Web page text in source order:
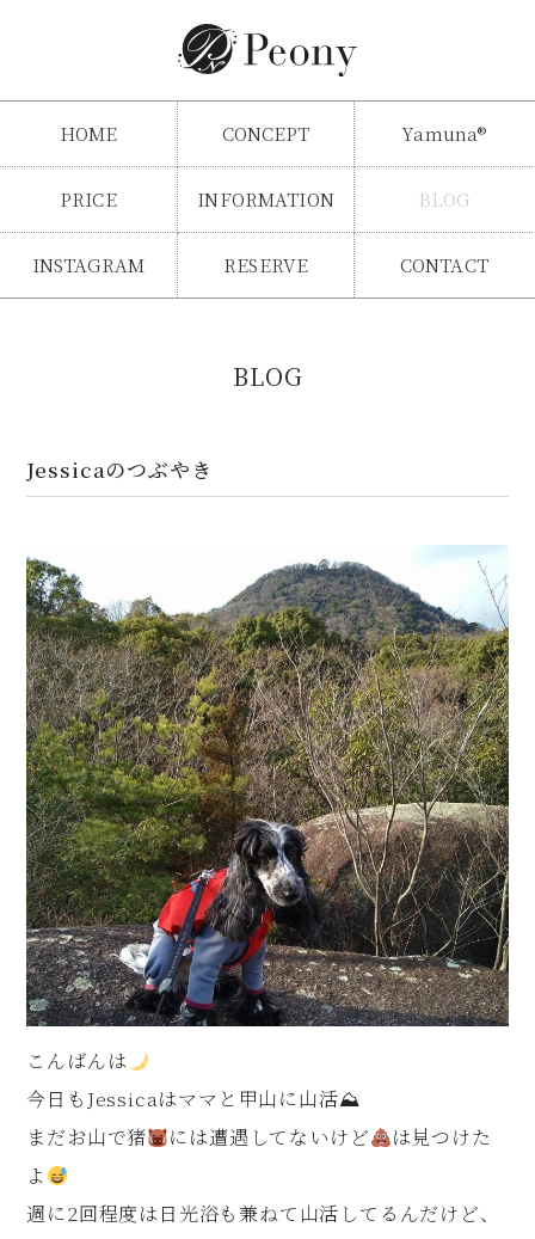
HOME CONCEPT Yamuna®
PRICE INFORMATION BLOG
INSTAGRAM RESERVE CONTACT
BLOG
Jessicaのつぶやき
こんばんは
今日もJessicaはママと甲山に山活⛰
まだお山で猪
には遭遇してないけど
は見つけた
よ
週に2回程度は日光浴も兼ねて山活してるんだけど、